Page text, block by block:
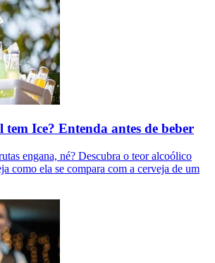
tem Ice? Entenda antes de beber
engana, né? Descubra o teor alcoólico
como ela se compara com a cerveja de um